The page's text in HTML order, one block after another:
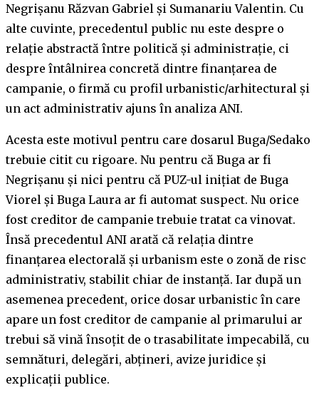
Negrișanu Răzvan Gabriel și Sumanariu Valentin. Cu
alte cuvinte, precedentul public nu este despre o
relație abstractă între politică și administrație, ci
despre întâlnirea concretă dintre finanțarea de
campanie, o firmă cu profil urbanistic/arhitectural și
un act administrativ ajuns în analiza ANI.
Acesta este motivul pentru care dosarul Buga/Sedako
trebuie citit cu rigoare. Nu pentru că Buga ar fi
Negrișanu și nici pentru că PUZ-ul inițiat de Buga
Viorel și Buga Laura ar fi automat suspect. Nu orice
fost creditor de campanie trebuie tratat ca vinovat.
Însă precedentul ANI arată că relația dintre
finanțarea electorală și urbanism este o zonă de risc
administrativ, stabilit chiar de instanță. Iar după un
asemenea precedent, orice dosar urbanistic în care
apare un fost creditor de campanie al primarului ar
trebui să vină însoțit de o trasabilitate impecabilă, cu
semnături, delegări, abțineri, avize juridice și
explicații publice.